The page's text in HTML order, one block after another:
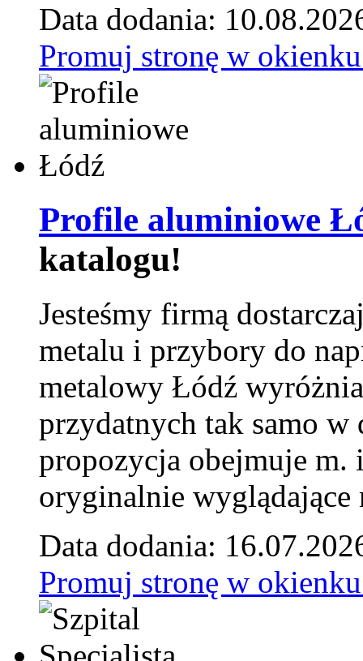
Data dodania:
Promuj stronę w
Profile aluminiowe
katalogu!
Jesteśmy firmą
metalu i przybory do
metalowy Łódź
przydatnych tak samo w
propozycja obejmuje m.
oryginalnie wyglądające
Data dodania:
Promuj stronę w